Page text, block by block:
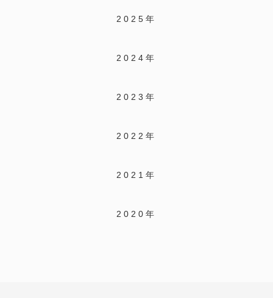
2025年
2024年
2023年
2022年
2021年
2020年